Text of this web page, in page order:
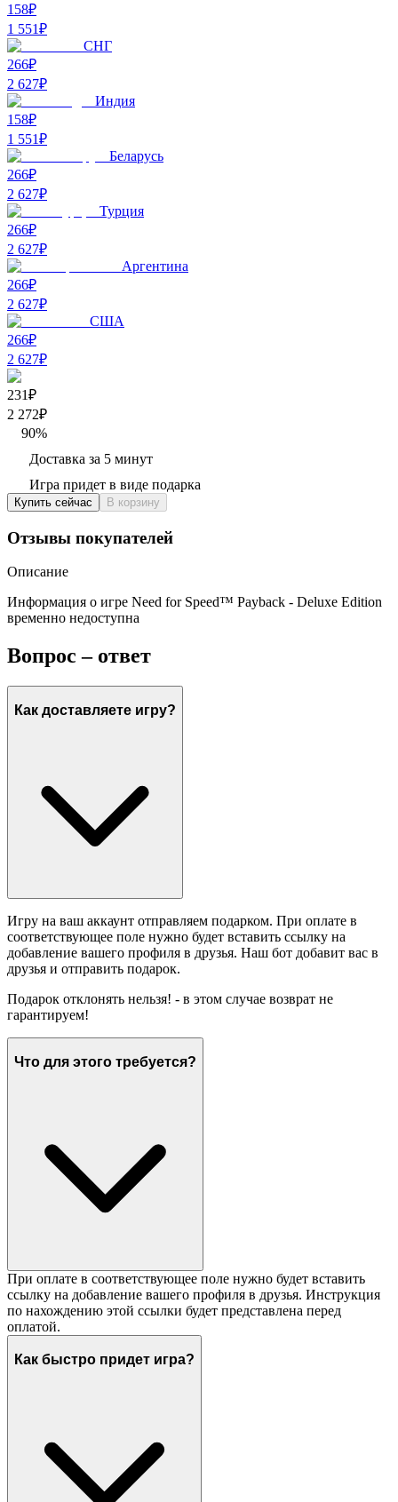
158₽
1 551₽
СНГ
266₽
2 627₽
Индия
158₽
1 551₽
Беларусь
266₽
2 627₽
Турция
266₽
2 627₽
Аргентина
266₽
2 627₽
США
266₽
2 627₽
231₽
2 272₽
90%
Доставка за 5 минут
Игра придет в виде подарка
Купить сейчас В корзину
Отзывы покупателей
Описание
Информация о игре Need for Speed™ Payback - Deluxe Edition
временно недоступна
Вопрос – ответ
Как доставляете игру?
Игру на ваш аккаунт отправляем подарком. При оплате в
соответствующее поле нужно будет вставить ссылку на
добавление вашего профиля в друзья. Наш бот добавит вас в
друзья и отправить подарок.
Подарок отклонять нельзя! - в этом случае возврат не
гарантируем!
Что для этого требуется?
При оплате в соответствующее поле нужно будет вставить
ссылку на добавление вашего профиля в друзья. Инструкция
по нахождению этой ссылки будет представлена перед
оплатой.
Как быстро придет игра?